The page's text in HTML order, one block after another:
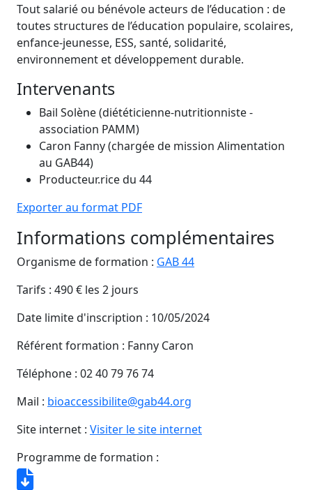
Tout salarié ou bénévole acteurs de l’éducation : de
toutes structures de l’éducation populaire, scolaires,
enfance-jeunesse, ESS, santé, solidarité,
environnement et développement durable.
Intervenants
Bail Solène (diététicienne-nutritionniste -
association PAMM)
Caron Fanny (chargée de mission Alimentation
au GAB44)
Producteur.rice du 44
Exporter au format PDF
Informations complémentaires
Organisme de formation : GAB 44
Tarifs : 490 € les 2 jours
Date limite d'inscription : 10/05/2024
Référent formation : Fanny Caron
Téléphone : 02 40 79 76 74
Mail : bioaccessibilite@gab44.org
Site internet : Visiter le site internet
Programme de formation :